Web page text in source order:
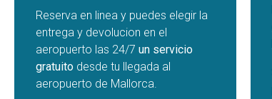
Reserva en linea y puedes elegir la
entrega y devolucion en el
aeropuerto las 24/7 un servicio
gratuito desde tu llegada al
aeropuerto de Mallorca.